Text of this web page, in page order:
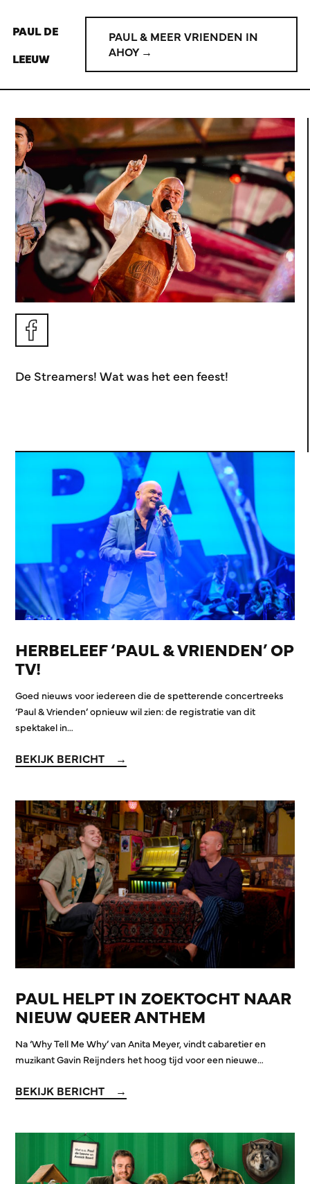
PAUL DE
LEEUW
PAUL & MEER VRIENDEN IN
AHOY →
De Streamers! Wat was het een feest!
HERBELEEF ‘PAUL & VRIENDEN’ OP
TV!
Goed nieuws voor iedereen die de spetterende concertreeks
‘Paul & Vrienden’ opnieuw wil zien: de registratie van dit
spektakel in…
BEKIJK BERICHT
PAUL HELPT IN ZOEKTOCHT NAAR
NIEUW QUEER ANTHEM
Na ‘Why Tell Me Why’ van Anita Meyer, vindt cabaretier en
muzikant Gavin Reijnders het hoog tijd voor een nieuwe…
BEKIJK BERICHT